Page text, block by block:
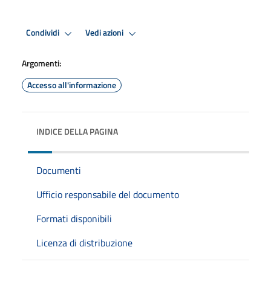
Condividi Vedi azioni
Argomenti:
Accesso all'informazione
INDICE DELLA PAGINA
Documenti
Ufficio responsabile del documento
Formati disponibili
Licenza di distribuzione